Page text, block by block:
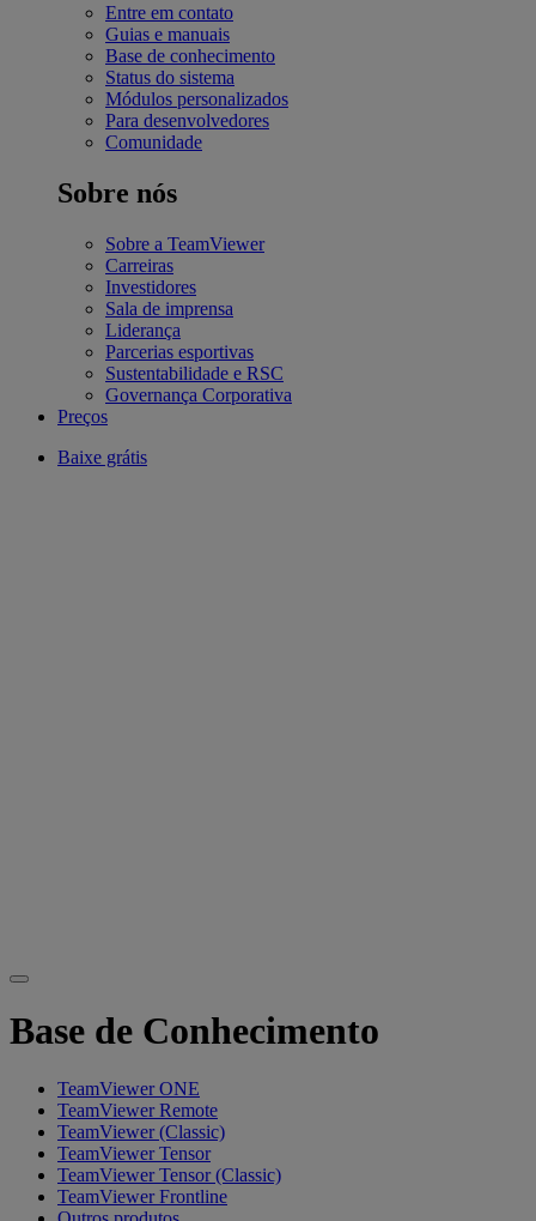
Entre em contato
Guias e manuais
Base de conhecimento
Status do sistema
Módulos personalizados
Para desenvolvedores
Comunidade
Sobre nós
Sobre a TeamViewer
Carreiras
Investidores
Sala de imprensa
Liderança
Parcerias esportivas
Sustentabilidade e RSC
Governança Corporativa
Preços
Baixe grátis
Base de Conhecimento
TeamViewer ONE
TeamViewer Remote
TeamViewer (Classic)
TeamViewer Tensor
TeamViewer Tensor (Classic)
TeamViewer Frontline